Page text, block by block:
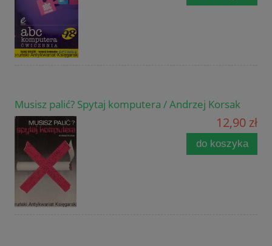
Musisz palić? Spytaj komputera / Andrzej Korsak
12,90 zł
do koszyka